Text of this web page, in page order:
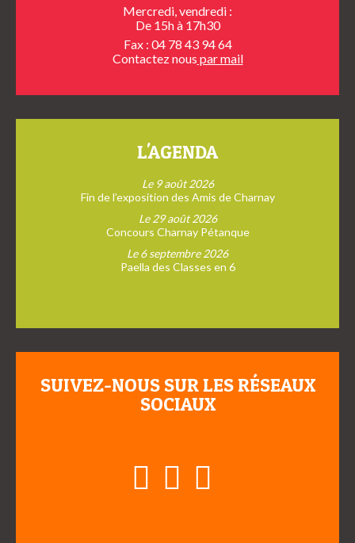
Mercredi, vendredi :
De 15h à 17h30
Fax : 04 78 43 94 64
Contactez nous par mail
L'AGENDA
Le 9 août 2026
Fin de l’exposition des Amis de Charnay
Le 29 août 2026
Concours Charnay Pétanque
Le 6 septembre 2026
Paella des Classes en 6
SUIVEZ-NOUS SUR LES RÉSEAUX
SOCIAUX